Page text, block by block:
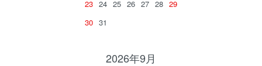
23 24 25 26 27 28 29
30 31
2026年9月